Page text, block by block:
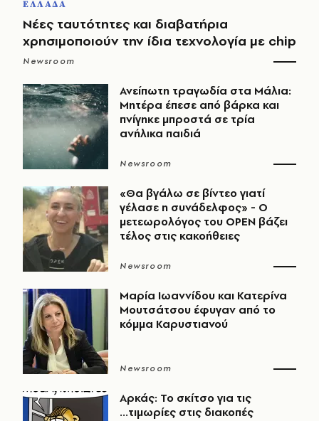
ΕΛΛΑΔΑ
Νέες ταυτότητες και διαβατήρια
χρησιμοποιούν την ίδια τεχνολογία με chip
Newsroom
Ανείπωτη τραγωδία στα Μάλια:
Μητέρα έπεσε από βάρκα και
πνίγηκε μπροστά σε τρία
ανήλικα παιδιά
Newsroom
«Θα βγάλω σε βίντεο γιατί
γέλασε η συνάδελφος» - Ο
μετεωρολόγος του OPEN βάζει
τέλος στις κακοήθειες
Newsroom
Μαρία Ιωαννίδου και Κατερίνα
Μουτσάτσου έφυγαν από το
κόμμα Καρυστιανού
Newsroom
Αρκάς: Το σκίτσο για τις
...τιμωρίες στις διακοπές